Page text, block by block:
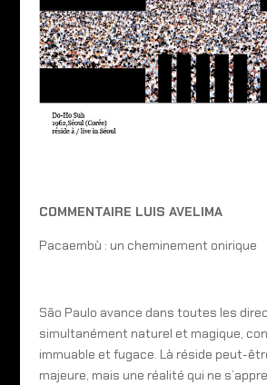
COMMENTAIRE LUIS AVELIMA
Pacaembù : un cheminement onirique
São Paulo avance dans toutes les
simultanément naturel et magique,
immuable et fugace. Là réside peut-
majeure, mais une réalité qui ne